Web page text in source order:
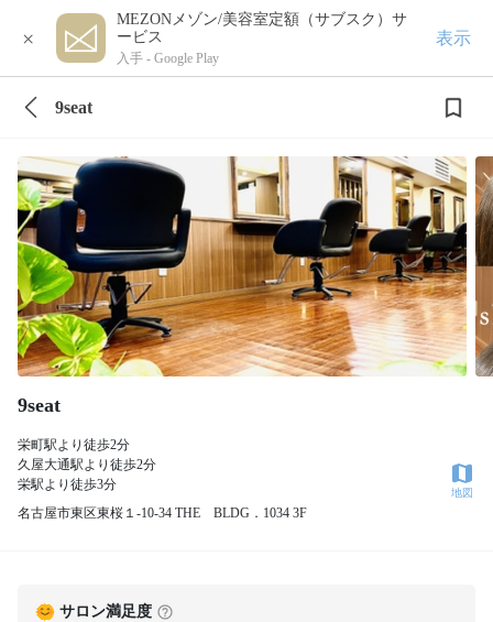
×
MEZONメゾン/美容室定額（サブスク）サ
ービス
入手 - Google Play
表示
9seat
9seat
栄町駅より徒歩2分
久屋大通駅より徒歩2分
栄駅より徒歩3分
名古屋市東区東桜１-10-34 THE BLDG．1034 3F
地図
サロン満足度